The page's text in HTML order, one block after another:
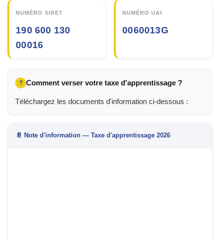
NUMÉRO SIRET
190 600 130
00016
NUMÉRO UAI
0060013G
? Comment verser votre taxe d'apprentissage ?
Téléchargez les documents d'information ci-dessous :
📄 Note d'information — Taxe d'apprentissage 2026